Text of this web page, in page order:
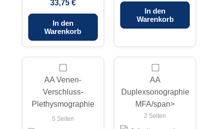
33,75 €
In den
Warenkorb
In den
Warenkorb
AA Venen-
Verschluss-
Plethysmographie
5 Seiten
AA
Duplexsonographie
MFA/span>
2 Seiten